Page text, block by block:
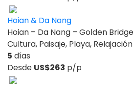
Hoian & Da Nang
Hoian – Da Nang – Golden Bridge
Cultura, Paisaje, Playa, Relajación
5 días
Desde US$263 p/p